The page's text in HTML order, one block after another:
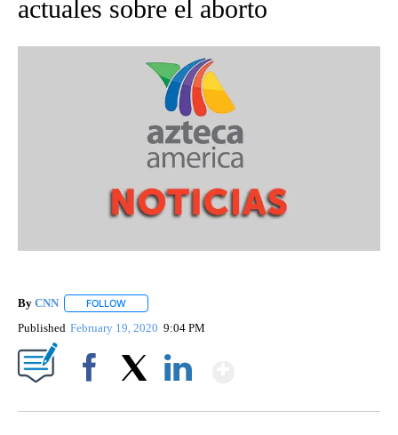
actuales sobre el aborto
By CNN FOLLOW
Published February 19, 2020 9:04 PM